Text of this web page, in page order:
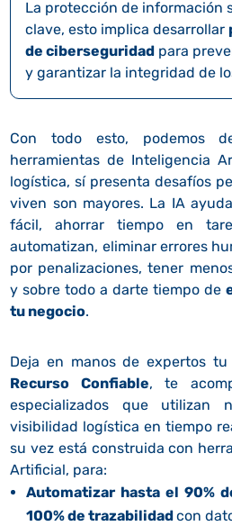
La protección de información
clave, esto implica desarrollar
de ciberseguridad para
y garantizar la integridad de
Con todo esto, podemos
herramientas de Inteligencia
logística, sí presenta desafíos
viven son mayores. La IA
fácil, ahorrar tiempo en
automatizan, eliminar errores
por penalizaciones, tener
y sobre todo a darte tiempo de
tu negocio.
Deja en manos de expertos
Recurso Confiable, te
especializados que utilizan
visibilidad logística en tiempo
su vez está construida con
Artificial, para:
Automatizar hasta el 90%
100% de trazabilidadcon